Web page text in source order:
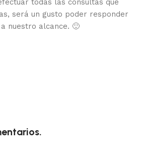
todas las consultas que
será un gusto poder responder
nuestro alcance. 🙂